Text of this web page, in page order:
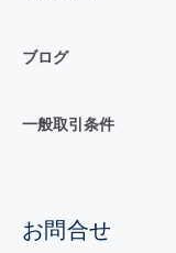
ブログ
一般取引条件
お問合せ